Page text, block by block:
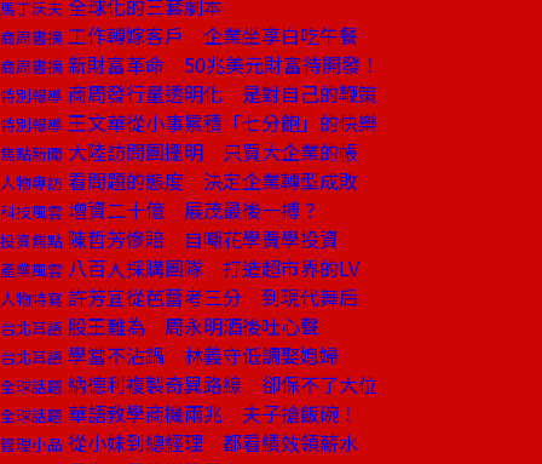
馬丁沃夫 全球化的三套劇本
商周書摘 工作轉嫁客戶 企業坐享白吃午餐
商周書摘 新財富革命 50兆美元財富待開發！
特別報導 商周發行量透明化 是對自己的鞭策
特別報導 王文華從小事累積「七分飽」的快樂
焦點新聞 大陸訪問團擺明 只買大企業的帳
人物專訪 看問題的態度 決定企業轉型成敗
科技風雲 增資二十億 展茂最後一搏？
投資焦點 陳哲芳慘賠 自嘲花學費學投資
產業風雲 八百人採購團隊 打造超市界的LV
人物特寫 許芳宜從芭蕾考三分 到現代舞后
台北耳語 股王難為 周永明酒後吐心聲
台北耳語 學當不沾鍋 林義守低調娶媳婦
全球話題 納德利複製奇異路線 卻保不了大位
全球話題 華語教學商機兩兆 夫子搶飯碗！
管理小品 從小妹到總經理 都看績效領薪水